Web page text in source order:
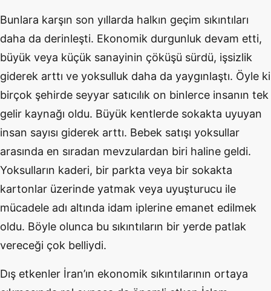
Bunlara karşın son yıllarda halkın geçim sıkıntıları
daha da derinleşti. Ekonomik durgunluk devam etti,
büyük veya küçük sanayinin çöküşü sürdü, işsizlik
giderek arttı ve yoksulluk daha da yaygınlaştı. Öyle ki
birçok şehirde seyyar satıcılık on binlerce insanın tek
gelir kaynağı oldu. Büyük kentlerde sokakta uyuyan
insan sayısı giderek arttı. Bebek satışı yoksullar
arasında en sıradan mevzulardan biri haline geldi.
Yoksulların kaderi, bir parkta veya bir sokakta
kartonlar üzerinde yatmak veya uyuşturucu ile
mücadele adı altında idam iplerine emanet edilmek
oldu. Böyle olunca bu sıkıntıların bir yerde patlak
vereceği çok belliydi.
Dış etkenler İran’ın ekonomik sıkıntılarının ortaya